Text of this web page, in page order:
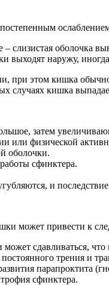
постепенным
слизистая оболочка
выходят наружу,
при этом кишка
случаях кишка
затем
или физической
оболочки.
сфинктера.
и
может привести к
сдавливаться, что
трения и
парапроктита
сфинктера.